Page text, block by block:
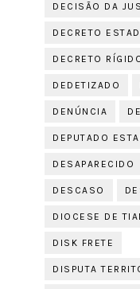
DECISÃO DA
DECRETO
DECRETO
DEDETIZADO
DENÚNCIA
DEPUTADO
DESAPARECIDO
DESCASO
DIOCESE DE
DISK FRETE
DISPUTA